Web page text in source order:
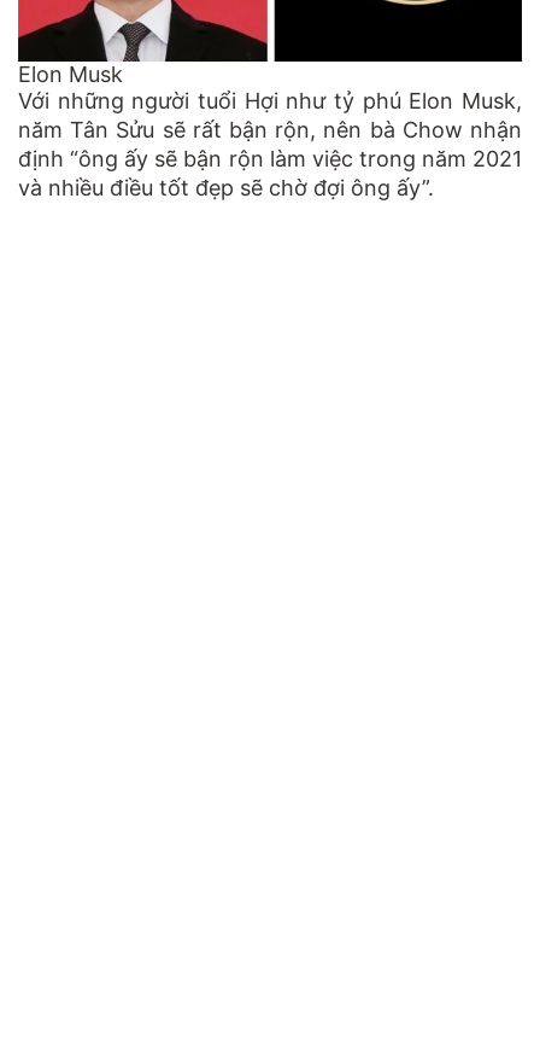
Elon Musk
Với những người tuổi Hợi như tỷ phú Elon Musk,
năm Tân Sửu sẽ rất bận rộn, nên bà Chow nhận
định “ông ấy sẽ bận rộn làm việc trong năm 2021
và nhiều điều tốt đẹp sẽ chờ đợi ông ấy”.